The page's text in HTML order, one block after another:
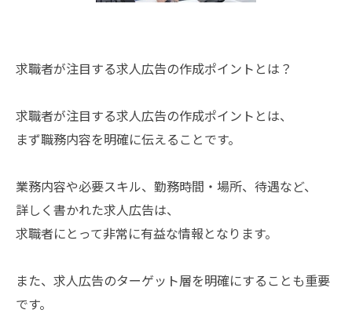
求職者が注目する求人広告の作成ポイントとは？
求職者が注目する求人広告の作成ポイントとは、
まず職務内容を明確に伝えることです。
業務内容や必要スキル、勤務時間・場所、待遇など、
詳しく書かれた求人広告は、
求職者にとって非常に有益な情報となります。
また、求人広告のターゲット層を明確にすることも重要
です。